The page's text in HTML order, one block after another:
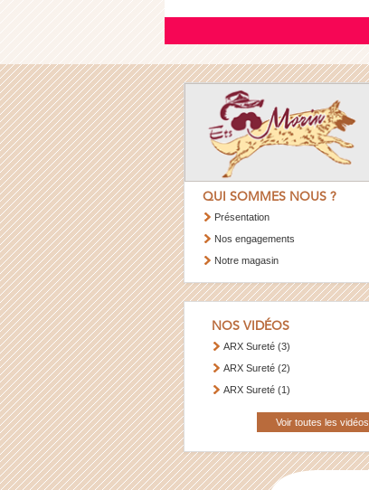
QUI SOMMES NOUS ?
Présentation
Nos engagements
Notre magasin
NOS VIDÉOS
ARX Sureté (3)
ARX Sureté (2)
ARX Sureté (1)
Voir toutes les vidéos